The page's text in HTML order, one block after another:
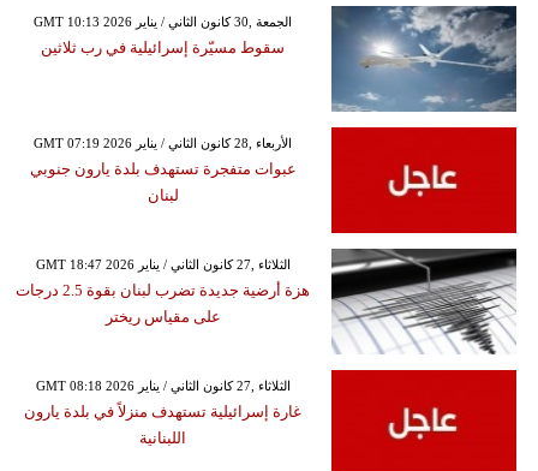
GMT 10:13 2026 الجمعة ,30 كانون الثاني / يناير
سقوط مسيّرة إسرائيلية في رب ثلاثين
GMT 07:19 2026 الأربعاء ,28 كانون الثاني / يناير
عبوات متفجرة تستهدف بلدة يارون جنوبي
لبنان
GMT 18:47 2026 الثلاثاء ,27 كانون الثاني / يناير
هزة أرضية جديدة تضرب لبنان بقوة 2.5 درجات
على مقياس ريختر
GMT 08:18 2026 الثلاثاء ,27 كانون الثاني / يناير
غارة إسرائيلية تستهدف منزلاً في بلدة يارون
اللبنانية